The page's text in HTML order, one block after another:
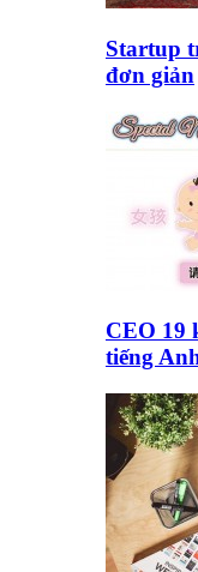
Startup
đơn giản
CEO 19
tiếng